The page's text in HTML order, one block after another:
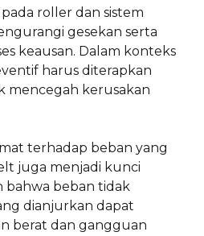
roller dan sistem
gesekan serta
keausan. Dalam konteks
harus diterapkan
mencegah kerusakan
terhadap beban yang
juga menjadi kunci
bahwa beban tidak
dianjurkan dapat
berat dan gangguan